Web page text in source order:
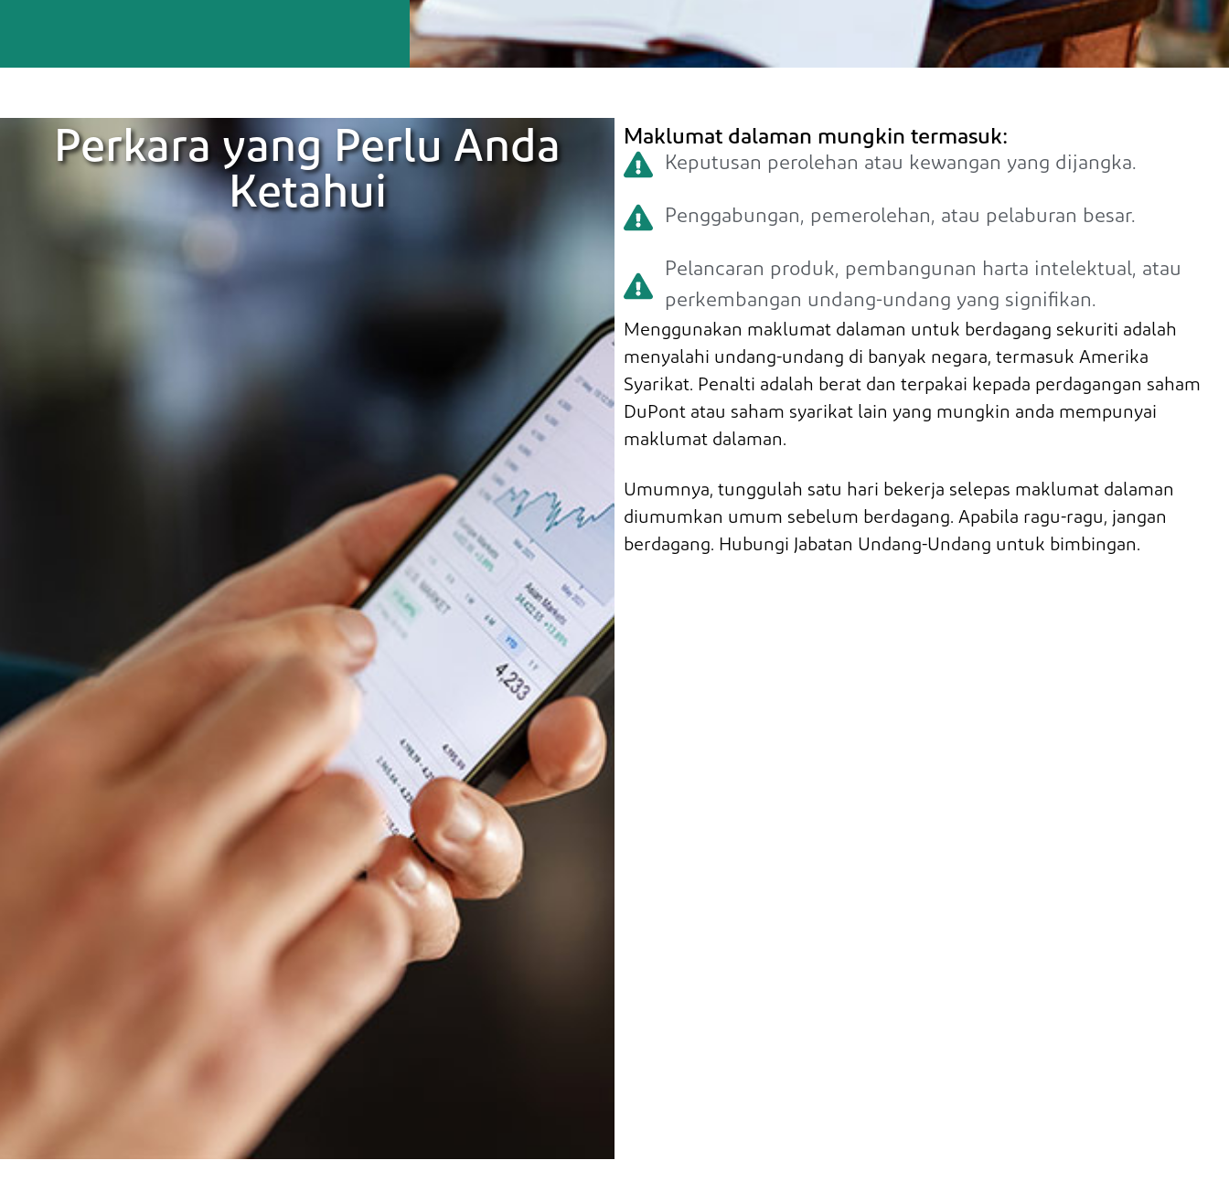
Perkara yang Perlu Anda
Ketahui
Maklumat dalaman mungkin termasuk:
Keputusan perolehan atau kewangan yang dijangka.
Penggabungan, pemerolehan, atau pelaburan besar.
Pelancaran produk, pembangunan harta intelektual, atau
perkembangan undang-undang yang signifikan.
Menggunakan maklumat dalaman untuk berdagang sekuriti adalah
menyalahi undang-undang di banyak negara, termasuk Amerika
Syarikat. Penalti adalah berat dan terpakai kepada perdagangan saham
DuPont atau saham syarikat lain yang mungkin anda mempunyai
maklumat dalaman.
Umumnya, tunggulah satu hari bekerja selepas maklumat dalaman
diumumkan umum sebelum berdagang. Apabila ragu-ragu, jangan
berdagang. Hubungi Jabatan Undang-Undang untuk bimbingan.